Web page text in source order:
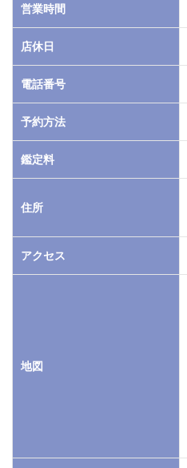
見
つ
か
ら
な
っ
合
ま
め
営業時間
店休日
電話番号
予約方法
鑑定料
住所
アクセス
地図